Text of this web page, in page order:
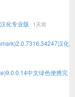
化专业版 1天前
汉化
中文绿色便携完